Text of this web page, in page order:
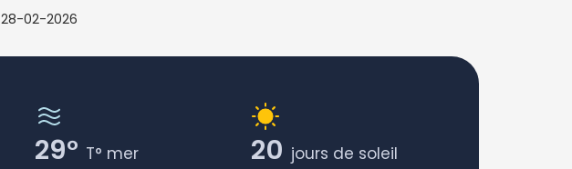
28-02-2026
29° T° mer 20 jours de soleil